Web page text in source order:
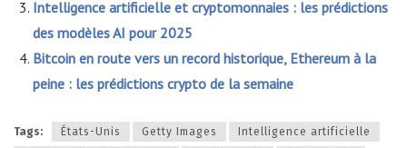
Intelligence artificielle et cryptomonnaies : les prédictions
des modèles AI pour 2025
Bitcoin en route vers un record historique, Ethereum à la
peine : les prédictions crypto de la semaine
Tags: États-Unis Getty Images
Intelligence artificielle